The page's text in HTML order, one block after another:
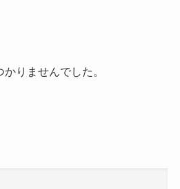
りませんでした。